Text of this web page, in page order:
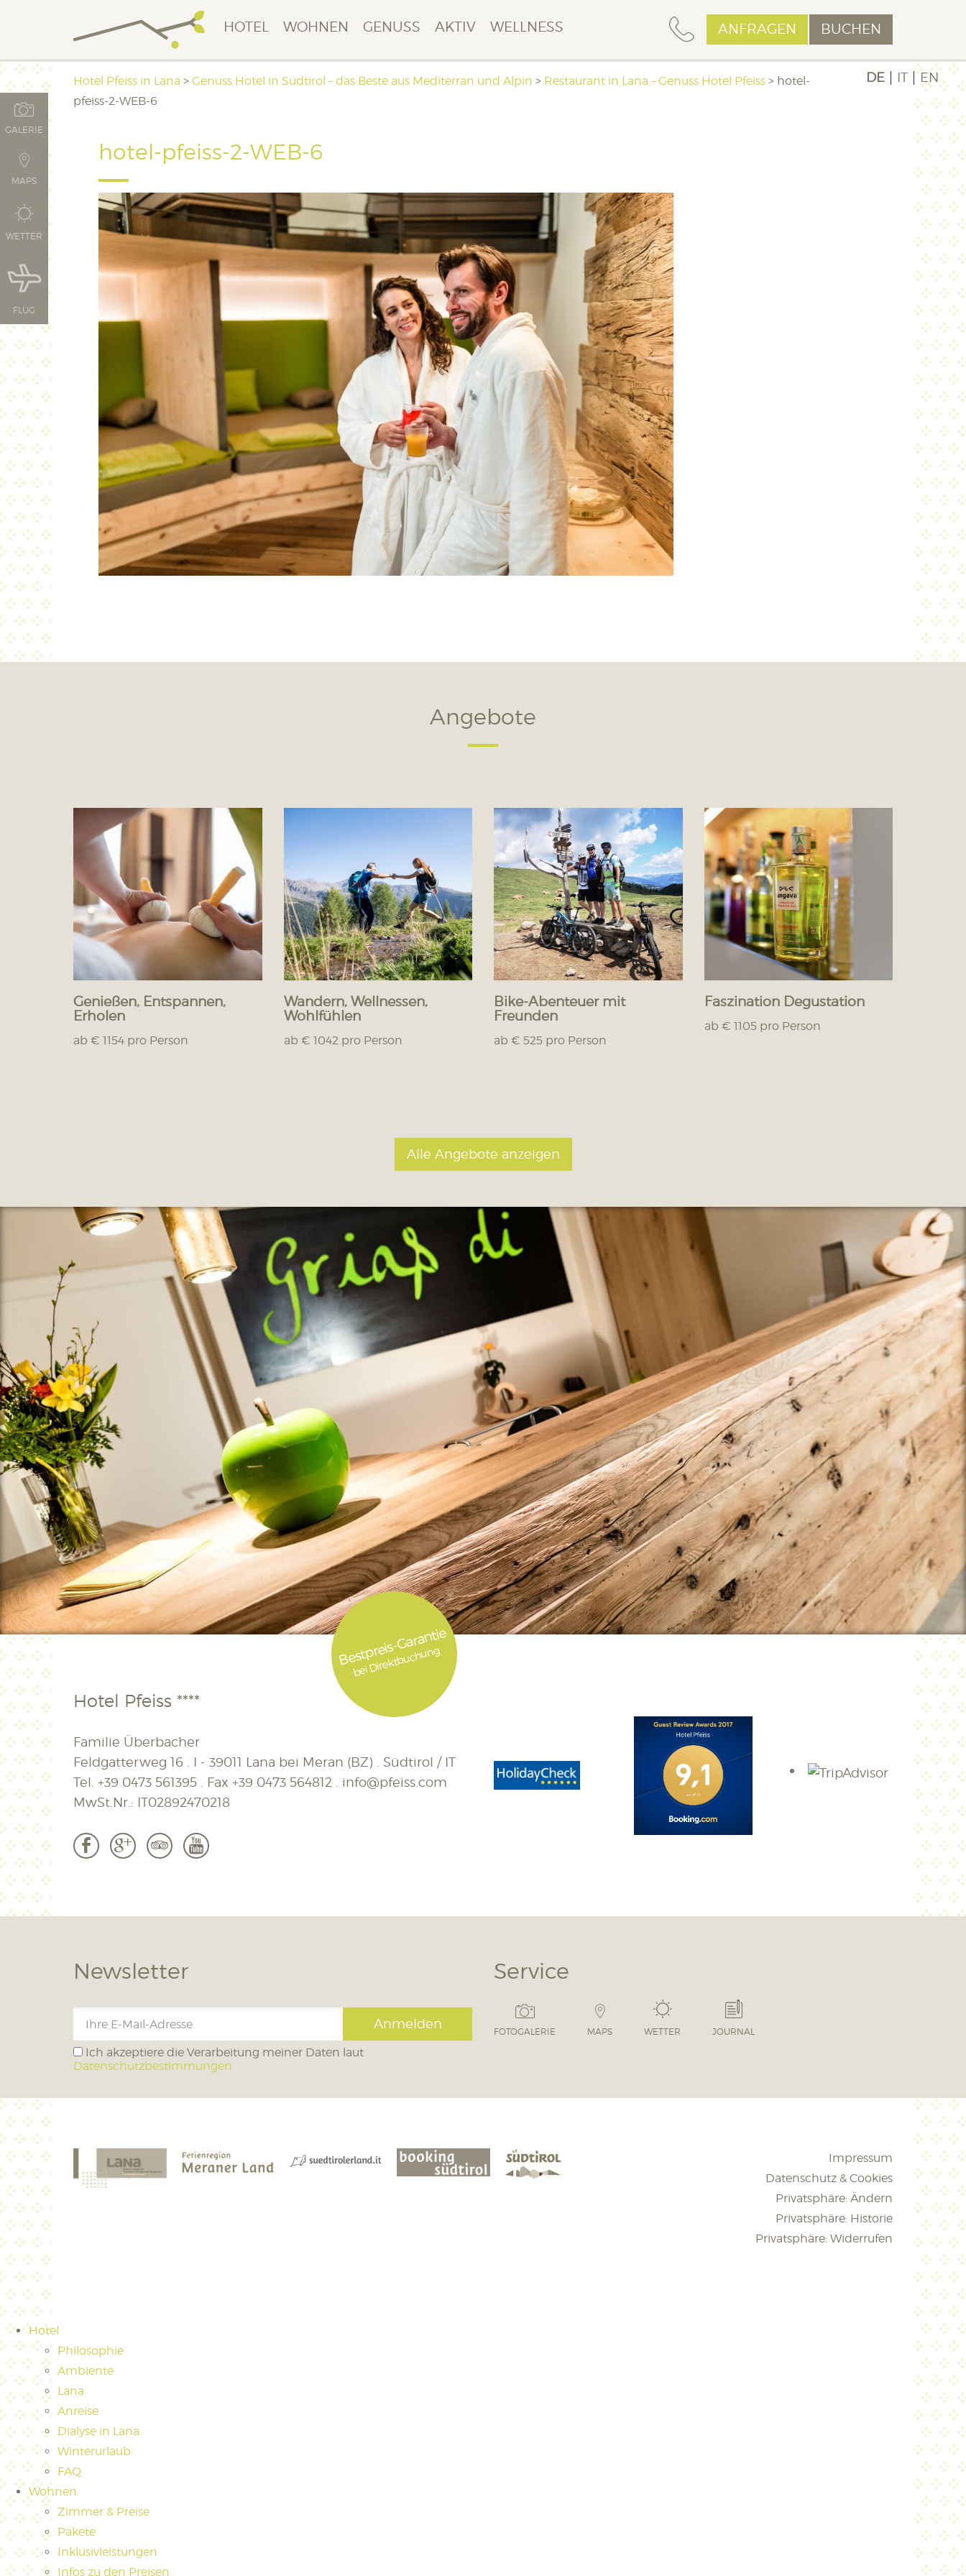
HOTEL WOHNEN GENUSS AKTIV WELLNESS ANFRAGEN BUCHEN
DE IT EN
Hotel Pfeiss in Lana > Genuss Hotel in Südtirol – das Beste aus Mediterran und Alpin > Restaurant in Lana – Genuss Hotel Pfeiss > hotel-
pfeiss-2-WEB-6
hotel-pfeiss-2-WEB-6
Angebote
Genießen, Entspannen,
Erholen
ab € 1154 pro Person
Wandern, Wellnessen,
Wohlfühlen
ab € 1042 pro Person
Bike-Abenteuer mit
Freunden
ab € 525 pro Person
Faszination Degustation
ab € 1105 pro Person
Alle Angebote anzeigen
Hotel Pfeiss ****
Familie Überbacher
Feldgatterweg 16 . I - 39011 Lana bei Meran (BZ) . Südtirol / IT
Tel. +39 0473 561395 . Fax +39 0473 564812
info@pfeiss.com
MwSt.Nr.: IT02892470218
b c 3 r
Bestpreis-Garantie
bei Direktbuchung
Newsletter
Anmelden
Ich akzeptiere die Verarbeitung meiner Daten laut
Datenschutzbestimmungen
Service
FOTOGALERIE MAPS WETTER JOURNAL
Impressum
Datenschutz & Cookies
Privatsphäre: Ändern
Privatsphäre: Historie
Privatsphäre: Widerrufen
GALERIE
MAPS
WETTER
FLUG
Hotel
Philosophie
Ambiente
Lana
Anreise
Dialyse in Lana
Winterurlaub
FAQ
Wohnen
Zimmer & Preise
Pakete
Inklusivleistungen
Infos zu den Preisen